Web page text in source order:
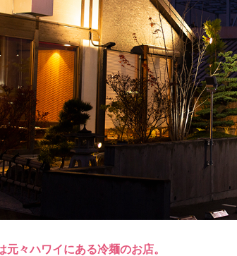
元々ハワイにある冷麺のお店。